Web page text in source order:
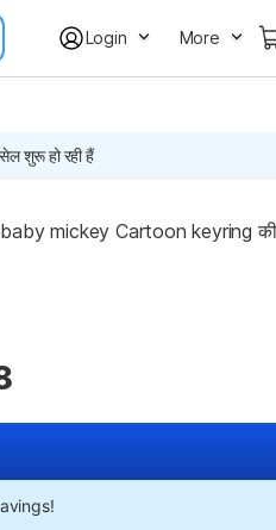
Login More
सेल शुरू हो रही हैं
mickey Cartoon keyring